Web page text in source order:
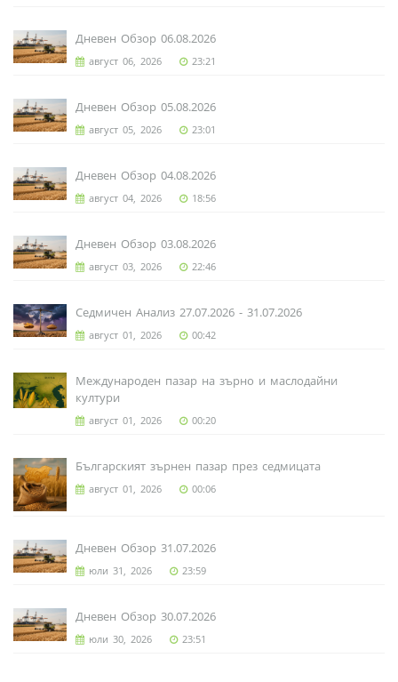
Дневен Обзор 06.08.2026
август 06, 2026 23:21
Дневен Обзор 05.08.2026
август 05, 2026 23:01
Дневен Обзор 04.08.2026
август 04, 2026 18:56
Дневен Обзор 03.08.2026
август 03, 2026 22:46
Седмичен Анализ 27.07.2026 - 31.07.2026
август 01, 2026 00:42
Международен пазар на зърно и маслодайни
култури
август 01, 2026 00:20
Българският зърнен пазар през седмицата
август 01, 2026 00:06
Дневен Обзор 31.07.2026
юли 31, 2026 23:59
Дневен Обзор 30.07.2026
юли 30, 2026 23:51